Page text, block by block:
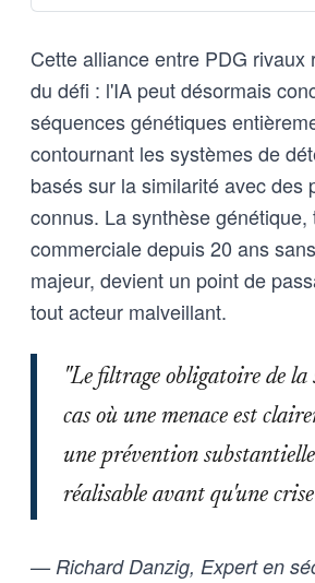
Cette alliance entre PDG rivaux
du défi : l'IA peut désormais
séquences génétiques
contournant les systèmes de
basés sur la similarité avec des
connus. La synthèse génétique,
commerciale depuis 20 ans
majeur, devient un point de
tout acteur malveillant.
"Le filtrage obligatoire de la
cas où une menace est
une prévention
réalisable avant qu'une
— Richard Danzig, Expert en